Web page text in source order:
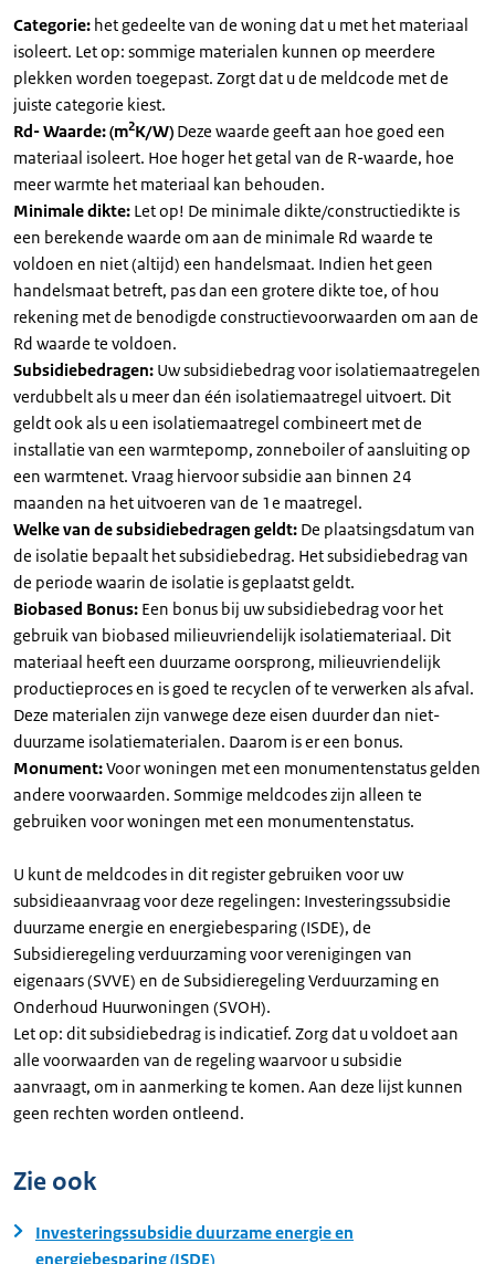
Categorie: het gedeelte van de woning dat u met het materiaal
isoleert. Let op: sommige materialen kunnen op meerdere
plekken worden toegepast. Zorgt dat u de meldcode met de
juiste categorie kiest.
Rd- Waarde: (m2K/W) Deze waarde geeft aan hoe goed een
materiaal isoleert. Hoe hoger het getal van de R-waarde, hoe
meer warmte het materiaal kan behouden.
Minimale dikte: Let op! De minimale dikte/constructiedikte is
een berekende waarde om aan de minimale Rd waarde te
voldoen en niet (altijd) een handelsmaat. Indien het geen
handelsmaat betreft, pas dan een grotere dikte toe, of hou
rekening met de benodigde constructievoorwaarden om aan de
Rd waarde te voldoen.
Subsidiebedragen: Uw subsidiebedrag voor isolatiemaatregelen
verdubbelt als u meer dan één isolatiemaatregel uitvoert. Dit
geldt ook als u een isolatiemaatregel combineert met de
installatie van een warmtepomp, zonneboiler of aansluiting op
een warmtenet. Vraag hiervoor subsidie aan binnen 24
maanden na het uitvoeren van de 1e maatregel.
Welke van de subsidiebedragen geldt: De plaatsingsdatum van
de isolatie bepaalt het subsidiebedrag. Het subsidiebedrag van
de periode waarin de isolatie is geplaatst geldt.
Biobased Bonus: Een bonus bij uw subsidiebedrag voor het
gebruik van biobased milieuvriendelijk isolatiemateriaal. Dit
materiaal heeft een duurzame oorsprong, milieuvriendelijk
productieproces en is goed te recyclen of te verwerken als afval.
Deze materialen zijn vanwege deze eisen duurder dan niet-
duurzame isolatiematerialen. Daarom is er een bonus.
Monument:Voor woningen met een monumentenstatus gelden
andere voorwaarden. Sommige meldcodes zijn alleen te
gebruiken voor woningen met een monumentenstatus.
U kunt de meldcodes in dit register gebruiken voor uw
subsidieaanvraag voor deze regelingen: Investeringssubsidie
duurzame energie en energiebesparing (ISDE), de
Subsidieregeling verduurzaming voor verenigingen van
eigenaars (SVVE) en de Subsidieregeling Verduurzaming en
Onderhoud Huurwoningen (SVOH).
Let op: dit subsidiebedrag is indicatief. Zorg dat u voldoet aan
alle voorwaarden van de regeling waarvoor u subsidie
aanvraagt, om in aanmerking te komen. Aan deze lijst kunnen
geen rechten worden ontleend.
Zie ook
Investeringssubsidie duurzame energie en
energiebesparing (ISDE)